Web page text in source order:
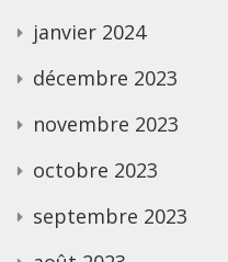
janvier 2024
décembre 2023
novembre 2023
octobre 2023
septembre 2023